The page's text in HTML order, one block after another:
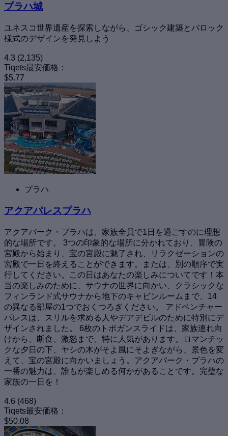
プラハ城
ユネスコ世界遺産を探索しながら、ゴシック建築とバロック
様式のデザインを発見しよう
4.3 (2,135)
Tiqets最安価格：
$5.77
プラハ
アクアパレスプラハ
アクアパーク・プラハは、家族全員で1日を過ごすのに理想
的な場所です。 3つの印象的な場所に分かれており、冒険の
宮殿から始まり、宝の宮殿に魅了され、リラクゼーションの
宮殿で一日を終えることができます。または、別の順序で実
行してください。この日はあなたの楽しみについてです！本
当の楽しみのために、サウナの世界に向かい、クラシックな
フィンランド式サウナから地下のキャビンルームまで、14
の異なる部屋の1つでおくつろぎください。 アドベンチャー
パレスは、スリルを求める人やデアデビルのために特別にデ
ザインされました。 6枚のトボガンスライドは、家族連れ向
けから、断食、激怒まで、特に人気があります。ロマンチッ
クな夕日の下、ヤシの木がそよ風にそよぎながら、景色を変
えて、宝の宮殿に向かいましょう。アクアパーク・プラハの
一番の魅力は、誰もが楽しめる何かがあることです。完璧な
家族の一日を！
4.6 (468)
Tiqets最安価格：
$50.08